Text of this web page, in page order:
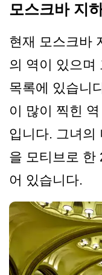
모스크바 지
현재 모스크바
의 역이 있으며
목록에 있습니
이 많이 찍힌
입니다. 그녀의
을 모티브로 한
어 있습니다.